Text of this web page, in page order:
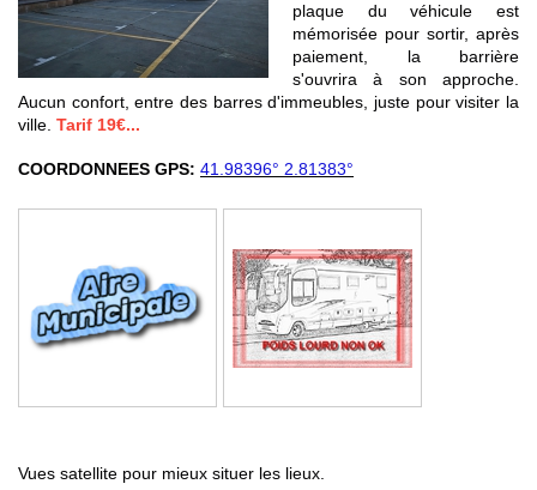
plaque du véhicule est
mémorisée pour sortir, après
paiement, la barrière
s'ouvrira à son approche.
Aucun confort, entre des barres d'immeubles, juste pour visiter la
ville. Tarif 19€...
COORDONNEES GPS: 41.98396° 2.81383°
Vues satellite pour mieux situer les lieux.